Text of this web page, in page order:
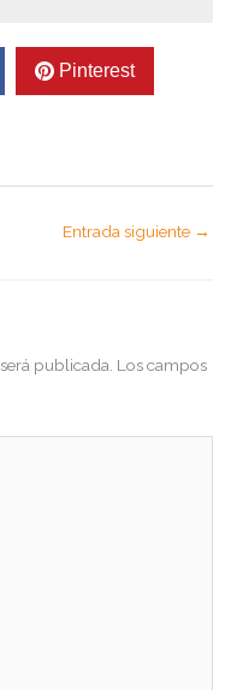
Pinterest
Entrada siguiente →
publicada. Los campos